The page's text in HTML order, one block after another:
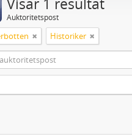
Visar 1 resultat
Auktoritetspost
Historiker